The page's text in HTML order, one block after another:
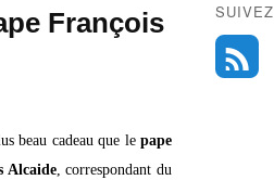
François
beau cadeau que lepape
Alcaide, correspondant du